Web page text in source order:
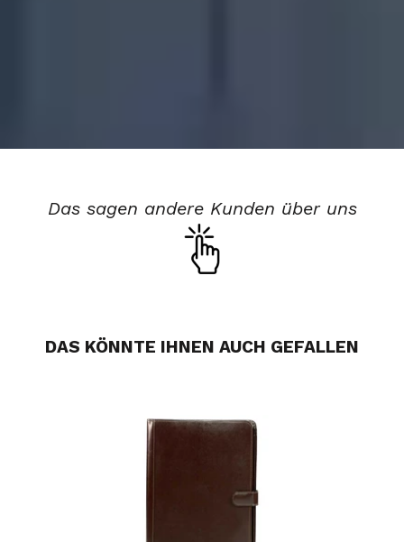
Das sagen andere Kunden über uns
DAS KÖNNTE IHNEN AUCH GEFALLEN